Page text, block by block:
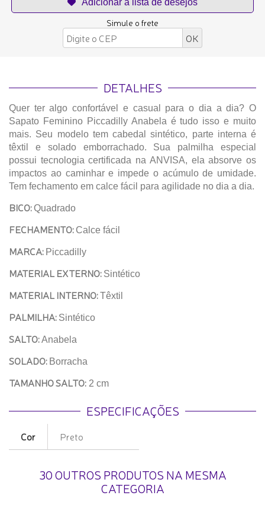
Simule o frete
DETALHES
Quer ter algo confortável e casual para o dia a dia? O
Sapato Feminino Piccadilly Anabela é tudo isso e muito
mais. Seu modelo tem cabedal sintético, parte interna é
têxtil e solado emborrachado. Sua palmilha especial
possui tecnologia certificada na ANVISA, ela absorve os
impactos ao caminhar e impede o acúmulo de umidade.
Tem fechamento em calce fácil para agilidade no dia a dia.
BICO:Quadrado
FECHAMENTO: Calce fácil
MARCA: Piccadilly
MATERIAL EXTERNO: Sintético
MATERIAL INTERNO:Têxtil
PALMILHA: Sintético
SALTO:Anabela
SOLADO: Borracha
TAMANHO SALTO: 2 cm
ESPECIFICAÇÕES
Cor Preto
30 OUTROS PRODUTOS NA MESMA
CATEGORIA